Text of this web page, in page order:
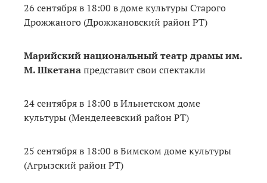
26 сентября в 18:00 в доме культуры Старого
Дрожжаного (Дрожжановский район РТ)
Марийский национальный театр драмы им.
М. Шкетанапредставит свои спектакли
24 сентября в 18:00 в Ильнетском доме
культуры (Менделеевский район РТ)
25 сентября в 18:00 в Бимском доме культуры
(Агрызский район РТ)